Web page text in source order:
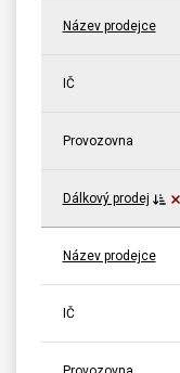
Název prodejce
IČ
Provozovna
Dálkový prodej
Název prodejce
IČ